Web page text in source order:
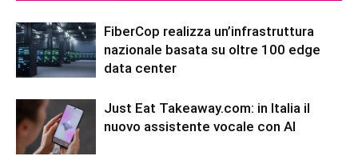
FiberCop realizza un’infrastruttura
nazionale basata su oltre 100 edge
data center
Just Eat Takeaway.com: in Italia il
nuovo assistente vocale con AI